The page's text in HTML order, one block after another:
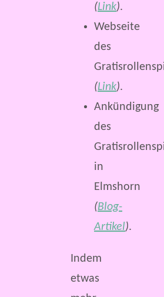
(Link).
Webseite
des
(Link).
Ankündigung
des
in
Elmshorn
(Blog-
Artikel).
Indem
etwas